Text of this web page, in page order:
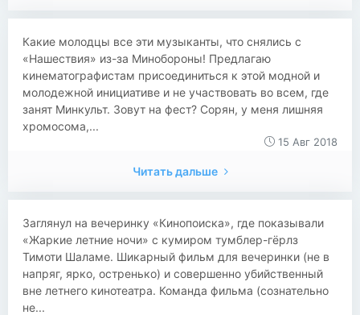
Какие молодцы все эти музыканты, что снялись с
«Нашествия» из-за Минобороны! Предлагаю
кинематографистам присоединиться к этой модной и
молодежной инициативе и не участвовать во всем, где
занят Минкульт. Зовут на фест? Сорян, у меня лишняя
хромосома,...
15 Авг 2018
Читать дальше
Заглянул на вечеринку «Кинопоиска», где показывали
«Жаркие летние ночи» с кумиром тумблер-гёрлз
Тимоти Шаламе. Шикарный фильм для вечеринки (не в
напряг, ярко, остренько) и совершенно убийственный
вне летнего кинотеатра. Команда фильма (сознательно
не...